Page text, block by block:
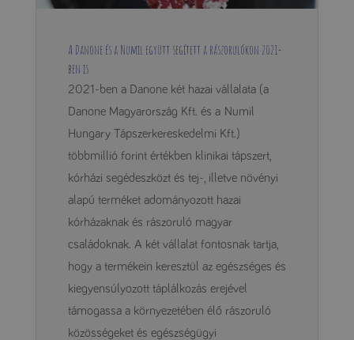
A Danone és a Numil együtt segített a rászorulókon 2021-
ben is
2021-ben a Danone két hazai vállalata (a
Danone Magyarország Kft. és a Numil
Hungary Tápszerkereskedelmi Kft.)
többmillió forint értékben klinikai tápszert,
kórházi segédeszközt és tej-, illetve növényi
alapú terméket adományozott hazai
kórházaknak és rászoruló magyar
családoknak. A két vállalat fontosnak tartja,
hogy a termékein keresztül az egészséges és
kiegyensúlyozott táplálkozás erejével
támogassa a környezetében élő rászoruló
közösségeket és egészségügyi